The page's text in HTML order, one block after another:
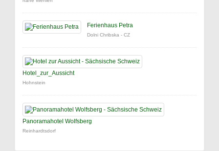
Ferienhaus Petra
Dolni Chribska - CZ
Hotel_zur_Aussicht
Hohnstein
Panoramahotel Wolfsberg
Reinhardtsdorf